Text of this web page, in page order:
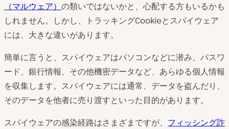
（マルウェア） の類いではないかと、心配する方もいるかも
しれません。しかし、トラッキングCookieとスパイウェア
には、大きな違いがあります。
簡単に言うと、スパイウェアはパソコンなどに潜み、パスワ
ード、銀行情報、その他機密データなど、あらゆる個人情報
を収集します。スパイウェアには通常、データを盗んだり、
そのデータを他者に売り渡すといった目的があります。
スパイウェアの感染経路はさまざまですが、 フィッシング詐